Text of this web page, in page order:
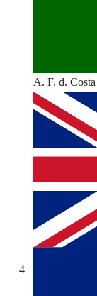
A. F. d. Costa
4